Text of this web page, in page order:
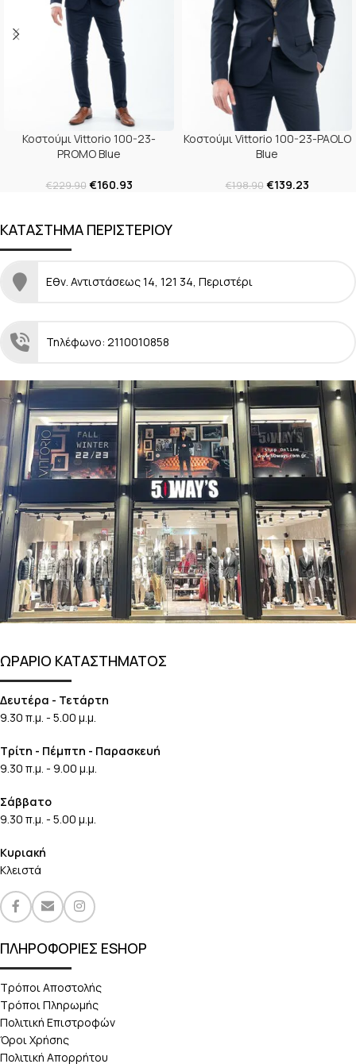
Κοστούμι Vittorio 100-23-
PROMO Blue
€229.90 €160.93
Κοστούμι Vittorio 100-23-PAOLO
Blue
€198.90 €139.23
ΚΑΤΑΣΤΗΜΑ ΠΕΡΙΣΤΕΡΙΟΥ
Εθν. Αντιστάσεως 14, 121 34, Περιστέρι
Τηλέφωνο: 2110010858
ΩΡΑΡΙΟ ΚΑΤΑΣΤΗΜΑΤΟΣ
Δευτέρα - Τετάρτη
9.30 π.μ. - 5.00 μ.μ.
Τρίτη - Πέμπτη - Παρασκευή
9.30 π.μ. - 9.00 μ.μ.
Σάββατο
9.30 π.μ. - 5.00 μ.μ.
Κυριακή
Κλειστά
ΠΛΗΡΟΦΟΡΙΕΣ ESHOP
Τρόποι Αποστολής
Τρόποι Πληρωμής
Πολιτική Επιστροφών
Όροι Χρήσης
Πολιτική Απορρήτου